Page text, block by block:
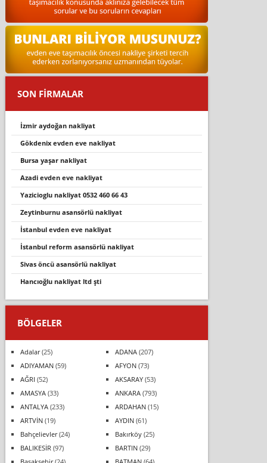
SON FİRMALAR
i̇zmir aydoğan nakliyat
gökdeni̇x evden eve nakli̇yat
bursa yaşar nakliyat
azadi evden eve nakliyat
yazi̇ci̇oglu nakli̇yat 0532 460 66 43
zeytinburnu asansörlü nakliyat
i̇stanbul evden eve nakli̇yat
i̇stanbul reform asansörlü nakli̇yat
sivas öncü asansörlü nakliyat
hancioğlu nakli̇yat ltd şti
BÖLGELER
Adalar(25) ADANA(207)
ADIYAMAN(59) AFYON(73)
AĞRI (52) AKSARAY(53)
AMASYA(33) ANKARA(793)
ANTALYA(233) ARDAHAN(15)
ARTVİN(19) AYDIN(61)
Bahçelievler(24) Bakırköy(25)
BALIKESİR (97) BARTIN(29)